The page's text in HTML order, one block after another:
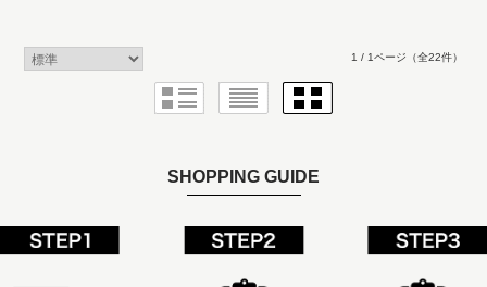
1 / 1ページ （全22件）
SHOPPING GUIDE